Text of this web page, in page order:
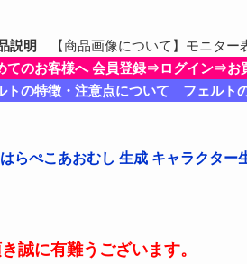
説明
【商品画像について】モニター
のお客様へ 会員登録⇒ログイン⇒お
の特徴・注意点について フェルト
らぺこあおむし 生成 キャラクター
誠に有難うございます。